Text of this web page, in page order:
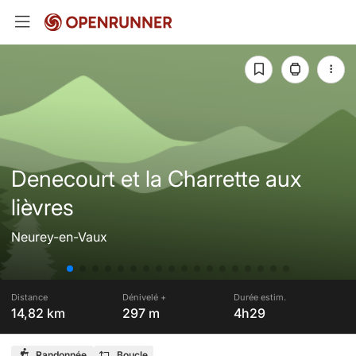
Denecourt et la Charrette aux
lièvres
Neurey-en-Vaux
Distance
14,82 km
Dénivelé +
297 m
Durée estim.
4h29